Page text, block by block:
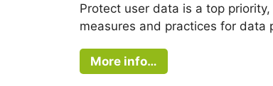
Protect user data is a top
measures and practices for data
More info…